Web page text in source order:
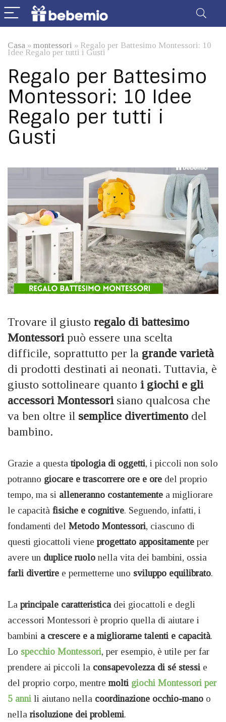
Casa » montessori » Regalo per Battesimo Montessori: 10
Idee Regalo per tutti i Gusti
Regalo per Battesimo
Montessori: 10 Idee
Regalo per tutti i
Gusti
Trovare il giusto regalo di battesimo
Montessoripuò essere una scelta
difficile, soprattutto per la grande varietà
di prodotti destinati ai neonati. Tuttavia, è
giusto sottolineare quanto i giochi e gli
accessori Montessorisiano qualcosa che
va ben oltre il semplice divertimento del
bambino.
Grazie a questa tipologia di oggetti, i piccoli non solo
potranno giocare e trascorrere ore e ore del proprio
tempo, ma si alleneranno costantemente a migliorare
le capacità fisiche e cognitive. Seguendo, infatti, i
fondamenti del Metodo Montessori, ciascuno di
questi giocattoli viene progettato appositamente per
avere un duplice ruolo nella vita dei bambini, ossia
farli divertire e permetterne uno sviluppo equilibrato.
La principale caratteristica dei giocattoli e degli
accessori Montessori è proprio quella di aiutare i
bambini a crescere e a migliorarne talenti e capacità.
Lo specchio Montessori, per esempio, è utile per far
prendere ai piccoli la consapevolezza di sé stessi e
del proprio corpo, mentre molti giochi Montessori per
5 anni li aiutano nella coordinazione occhio-mano o
nella risoluzione dei problemi.